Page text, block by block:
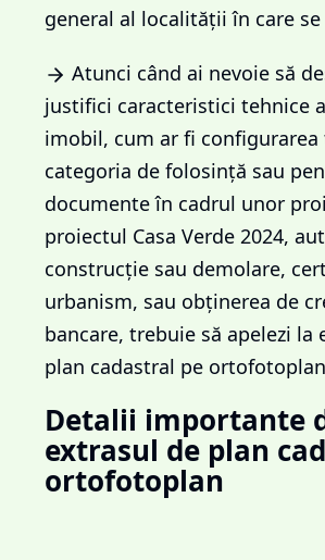
general al localității în care
Atunci când ai nevoie să
justifici caracteristici tehnice
imobil, cum ar fi
categoria de folosință sau
documente în cadrul unor
proiectul Casa Verde 2024,
construcție sau demolare,
urbanism, sau obținerea de
bancare, trebuie să apelezi la
plan cadastral pe
Detalii importante
extrasul de plan
ortofotoplan